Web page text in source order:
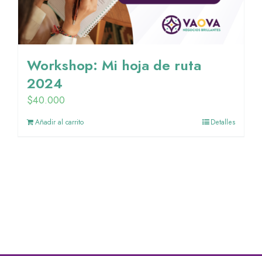
Workshop: Mi hoja de ruta
2024
$40.000
Añadir al carrito Detalles